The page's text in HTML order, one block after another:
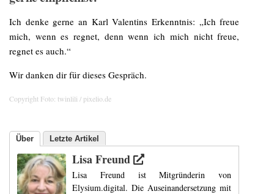
Ich denke gerne an Karl Valentins Erkenntnis: „Ich freue
mich, wenn es regnet, denn wenn ich mich nicht freue,
regnet es auch.“
Wir danken dir für dieses Gespräch.
Copyright Foto: twinlili / pixelio.de
Über Letzte Artikel
Lisa Freund
Lisa Freund ist Mitgründerin von
Elysium.digital. Die Auseinandersetzung mit